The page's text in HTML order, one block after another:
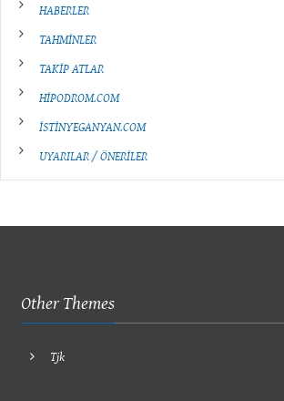
HABERLER
TAHMİNLER
TAKİP ATLAR
HİPODROM.COM
İSTİNYEGANYAN.COM
UYARILAR / ÖNERİLER
Other Themes
Tjk